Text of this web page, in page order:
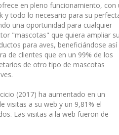
en pleno funcionamiento, con
y todo lo necesario para su
una oportunidad para cualquier
"mascotas" que quiera ampliar su
para aves, beneficiándose así
de clientes que en un 99% de los
de otro tipo de mascotas
(2017) ha aumentado en un
visitas a su web y un 9,81% el
Las visitas a la web fueron de